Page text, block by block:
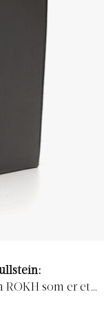
ROKH som er et